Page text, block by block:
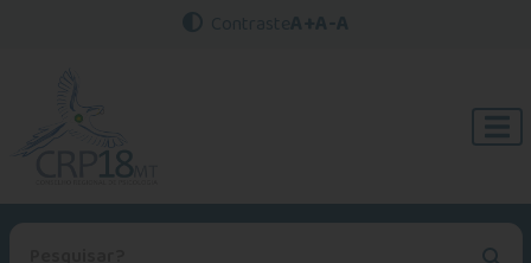
Procurar no site